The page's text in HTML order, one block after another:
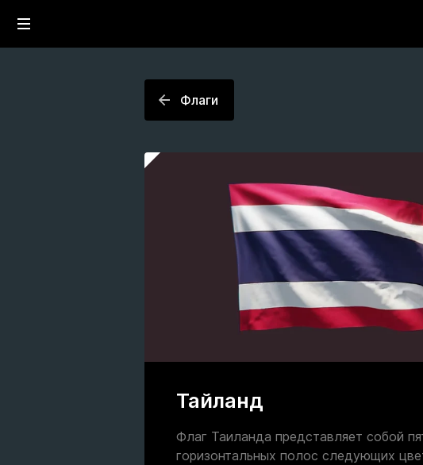
Флаги
Тайланд
Флаг Таиланда представляет собой
горизонтальных полос следующих